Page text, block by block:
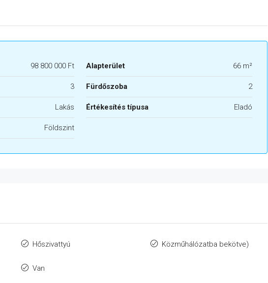
98 800 000 Ft Alapterület 66 m²
3 Fürdőszoba 2
Lakás Értékesítés típusa Eladó
Földszint
Hőszivattyú Közműhálózatba bekötve)
Van